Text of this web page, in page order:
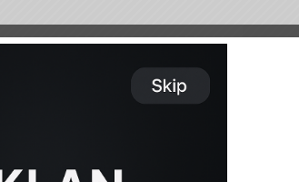
hamba-Nya, tetapi Dia mencabut ilmu itu